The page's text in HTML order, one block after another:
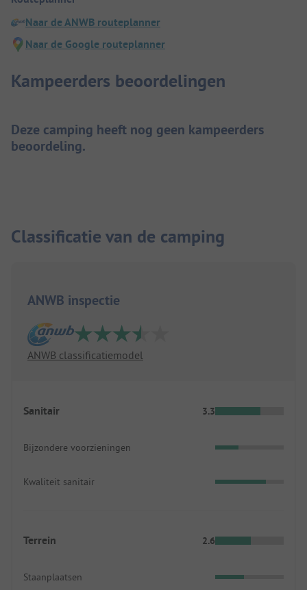
Naar de ANWB routeplanner
Naar de Google routeplanner
Kampeerders beoordelingen
Deze camping heeft nog geen kampeerders
beoordeling.
Classificatie van de camping
ANWB inspectie
ANWB classificatiemodel
Sanitair 3.3
Bijzondere voorzieningen
Kwaliteit sanitair
Terrein 2.6
Staanplaatsen